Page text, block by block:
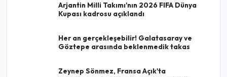
Arjantin Milli Takımı'nın 2026 FIFA Dünya
Kupası kadrosu açıklandı
Her an gerçekleşebilir! Galatasaray ve
Göztepe arasında beklenmedik takas
Zeynep Sönmez, Fransa Açık'ta